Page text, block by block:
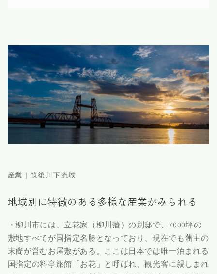
産業｜筑後川下流域
地域別に特徴のある多様な産業がみられる
・柳川市には、立花家（柳川藩）の別邸で、7000坪の
敷地すべてが国指定名勝となっており、現在でも藩主の
末裔が営むお屋敷がある。ここは日本では唯一泊まれる
国指定の料亭旅館「お花」と呼ばれ、観光客に親しまれ